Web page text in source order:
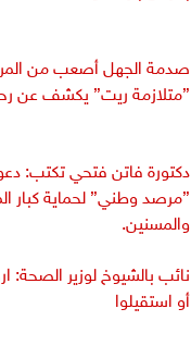
صدمة الجهل أصعب من
”متلازمة ريت” يكشف عن
دكتورة فاتن فتحي تكتب:
”مرصد وطني” لحماية كبار
والمسنين.
نائب بالشيوخ لوزير الصحة:
أو استقيلوا